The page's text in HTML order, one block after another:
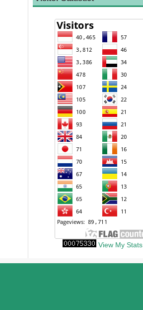
View My Stats